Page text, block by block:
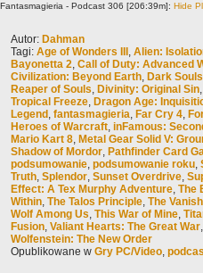
Fantasmagieria - Podcast 306 [206:39m]: Hide
Autor: Dahman
Tagi: Age of Wonders III , Alien:
Bayonetta 2, Call of Duty: Advanced
Civilization: Beyond Earth, Dark
Reaper of Souls, Divinity: Original Sin,
Tropical Freeze, Dragon Age:
Legend , fantasmagieria, Far Cry 4,
Heroes of Warcraft, inFamous:
Mario Kart 8, Metal Gear Solid V:
Shadow of Mordor, Pathfinder Card
podsumowanie, podsumowanie roku,
Truth, Splendor, Sunset Overdrive,
Effect: A Tex Murphy Adventure, The
Within, The Talos Principle, The
Wolf Among Us, This War of Mine,
Fusion, Valiant Hearts: The Great War,
Wolfenstein: The New Order
Opublikowane w Gry PC/Video,